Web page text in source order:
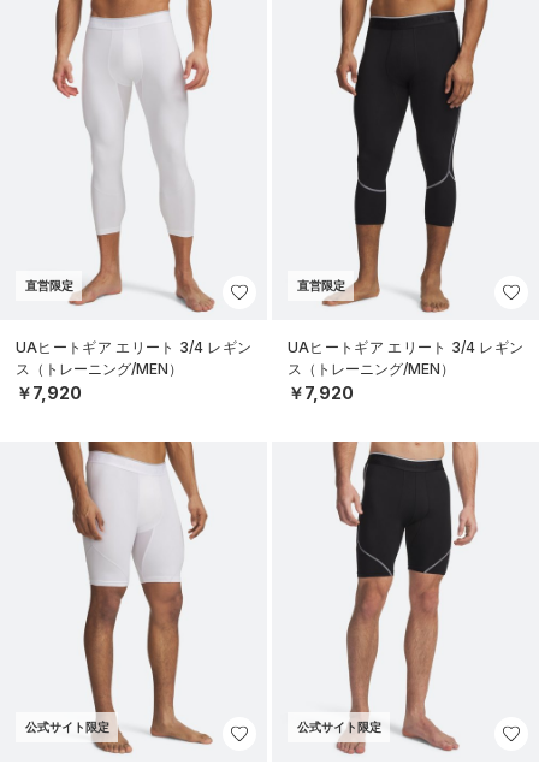
直営限定
UAヒートギア エリート 3/4 レギン
ス（トレーニング/MEN）
￥7,920
直営限定
UAヒートギア エリート 3/4 レギン
ス（トレーニング/MEN）
￥7,920
公式サイト限定 公式サイト限定